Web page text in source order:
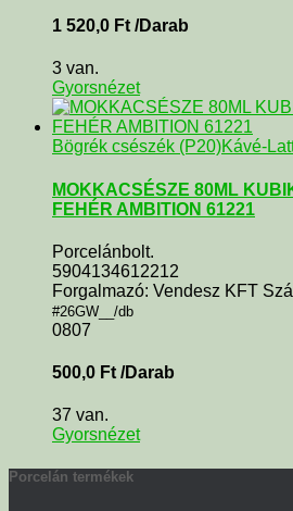
1 520,0 Ft /Darab
3 van.
Gyorsnézet
Bögrék csészék (P20)Kávé-
MOKKACSÉSZE 80ML
FEHÉR AMBITION 61221
Porcelánbolt.
5904134612212
Forgalmazó: Vendesz KFT
#26GW__/db
0807
500,0 Ft /Darab
37 van.
Gyorsnézet
Porcelán termékek